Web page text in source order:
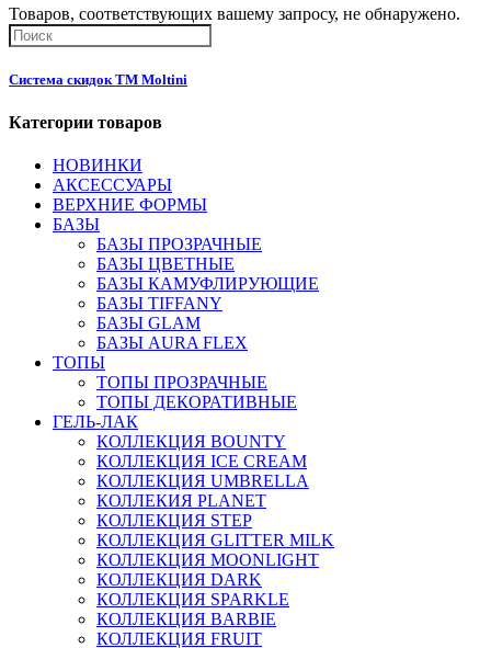
Товаров, соответствующих вашему запросу, не обнаружено.
Система скидок ТМ Moltini
Категории товаров
НОВИНКИ
АКСЕССУАРЫ
ВЕРХНИЕ ФОРМЫ
БАЗЫ
БАЗЫ ПРОЗРАЧНЫЕ
БАЗЫ ЦВЕТНЫЕ
БАЗЫ КАМУФЛИРУЮЩИЕ
БАЗЫ TIFFANY
БАЗЫ GLAM
БАЗЫ AURA FLEX
ТОПЫ
ТОПЫ ПРОЗРАЧНЫЕ
ТОПЫ ДЕКОРАТИВНЫЕ
ГЕЛЬ-ЛАК
КОЛЛЕКЦИЯ BOUNTY
КОЛЛЕКЦИЯ ICE CREAM
КОЛЛЕКЦИЯ UMBRELLA
КОЛЛЕКИЯ PLANET
КОЛЛЕКЦИЯ STEP
КОЛЛЕКЦИЯ GLITTER MILK
КОЛЛЕКЦИЯ MOONLIGHT
КОЛЛЕКЦИЯ DARK
КОЛЛЕКЦИЯ SPARKLE
КОЛЛЕКЦИЯ BARBIE
КОЛЛЕКЦИЯ FRUIT